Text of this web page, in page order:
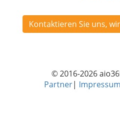
Kontaktieren Sie uns,
© 2016-2026
Partner| Impressum